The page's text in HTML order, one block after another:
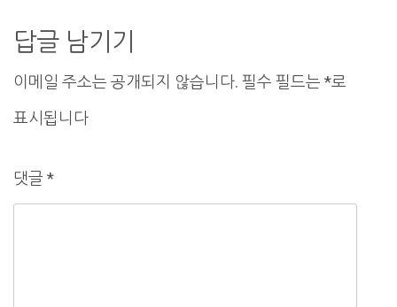
게
션
답글 남기기
이메일 주소는 공개되지 않습니다. 필수 필드는 *로
표시됩니다
댓글 *